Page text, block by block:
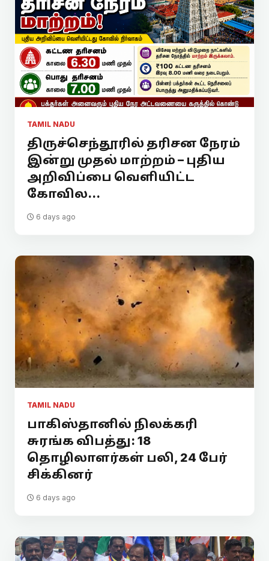
TAMIL NADU
திருச்செந்தூரில் தரிசன நேரம்
இன்று முதல் மாற்றம் – புதிய
அறிவிப்பை வெளியிட்ட
கோவில...
6 days ago
TAMIL NADU
பாகிஸ்தானில் நிலக்கரி
சுரங்க விபத்து: 18
தொழிலாளர்கள் பலி, 24 பேர்
சிக்கினர்
6 days ago